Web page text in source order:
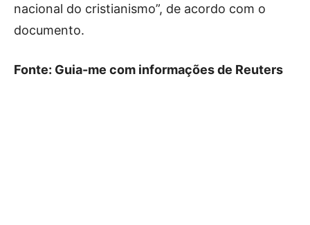
nacional do cristianismo”, de acordo com o
documento.
Fonte: Guia-me com informações de Reuters